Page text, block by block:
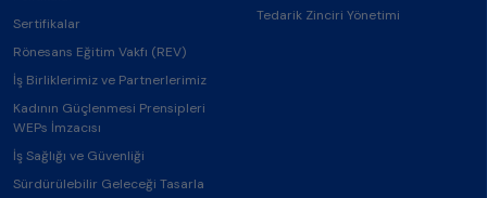
Sertifikalar
Rönesans Eğitim Vakfı (REV)
İş Birliklerimiz ve Partnerlerimiz
Kadının Güçlenmesi Prensipleri
WEPs İmzacısı
İş Sağlığı ve Güvenliği
Sürdürülebilir Geleceği Tasarla
Tedarik Zinciri Yönetimi